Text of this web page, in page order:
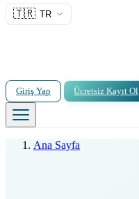
🇹🇷 TR
Giriş Yap Ücretsiz Kayıt Ol
Ana Sayfa